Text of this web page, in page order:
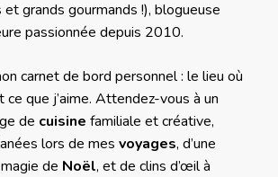
grands gourmands !), blogueuse
passionnée depuis 2010.
carnet de bord personnel : le lieu où
ce que j’aime. Attendez-vous à un
de cuisine familiale et créative,
lors de mes voyages, d’une
de Noël, et de clins d’œil à